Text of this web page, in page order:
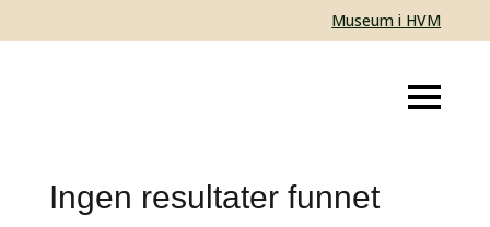
Museum i HVM
Ingen resultater funnet